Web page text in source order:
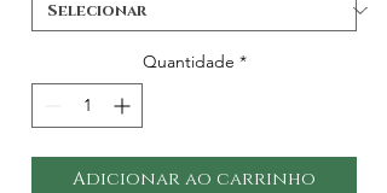
Quantidade *
Adicionar ao carrinho